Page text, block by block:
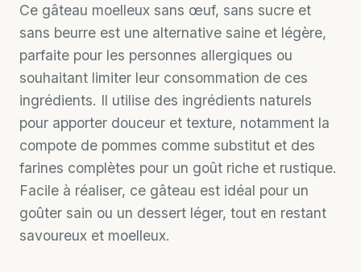
Ce gâteau moelleux sans œuf, sans sucre et
sans beurre est une alternative saine et légère,
parfaite pour les personnes allergiques ou
souhaitant limiter leur consommation de ces
ingrédients. Il utilise des ingrédients naturels
pour apporter douceur et texture, notamment la
compote de pommes comme substitut et des
farines complètes pour un goût riche et rustique.
Facile à réaliser, ce gâteau est idéal pour un
goûter sain ou un dessert léger, tout en restant
savoureux et moelleux.